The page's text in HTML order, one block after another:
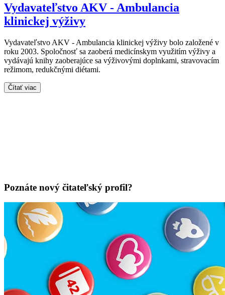
Vydavateľstvo AKV - Ambulancia
klinickej výživy
Vydavateľstvo AKV - Ambulancia klinickej výživy bolo založené v
roku 2003. Spoločnosť sa zaoberá medicínskym využitím výživy a
vydávajú knihy zaoberajúce sa výživovými doplnkami, stravovacím
režimom, redukčnými diétami.
Čítať viac
Poznáte nový čitateľský profil?